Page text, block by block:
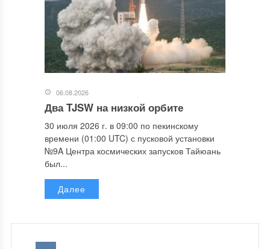
06.08.2026
Два TJSW на низкой орбите
30 июля 2026 г. в 09:00 по пекинскому
времени (01:00 UTC) с пусковой установки
№9A Центра космических запусков Тайюань
был...
Далее